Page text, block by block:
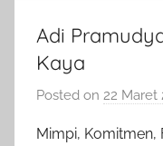
Adi
Kaya
Posted on 22 Maret
Mimpi, Komitmen,